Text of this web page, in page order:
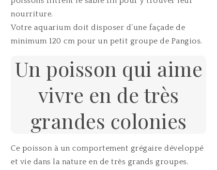
nourriture.
Votre aquarium doit disposer d’une façade de
minimum 120 cm pour un petit groupe de Pangios.
Un poisson qui aime
vivre en de très
grandes colonies
Ce poisson à un comportement grégaire développé
et vie dans la nature en de très grands groupes.